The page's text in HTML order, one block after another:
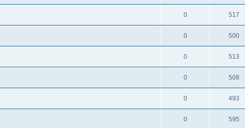
0 517
0 500
0 513
0 508
0 493
0 595